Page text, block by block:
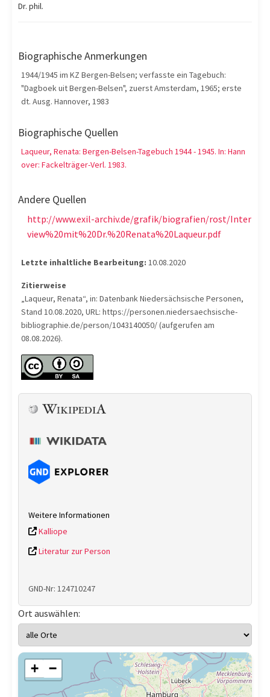
Dr. phil.
Biographische Anmerkungen
1944/1945 im KZ Bergen-Belsen; verfasste ein Tagebuch:
"Dagboek uit Bergen-Belsen", zuerst Amsterdam, 1965; erste
dt. Ausg. Hannover, 1983
Biographische Quellen
Laqueur, Renata: Bergen-Belsen-Tagebuch 1944 - 1945. In: Hann
over: Fackelträger-Verl. 1983.
Andere Quellen
http://www.exil-archiv.de/grafik/biografien/rost/Inter
view%20mit%20Dr.%20Renata%20Laqueur.pdf
Letzte inhaltliche Bearbeitung: 10.08.2020
Zitierweise
„Laqueur, Renata“, in: Datenbank Niedersächsische Personen,
Stand 10.08.2020, URL: https://personen.niedersaechsische-
bibliographie.de/person/1043140050/ (aufgerufen am
08.08.2026).
Weitere Informationen
Kalliope
Literatur zur Person
GND-Nr: 124710247
Ort auswählen:
+ −